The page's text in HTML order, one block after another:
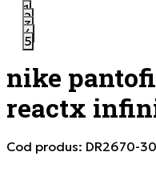
1
2
3
4
5
nike
reactx
Cod produs: DR2670-